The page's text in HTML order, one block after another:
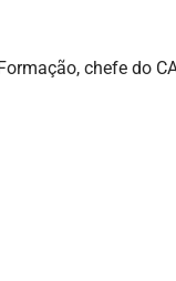
chefe do